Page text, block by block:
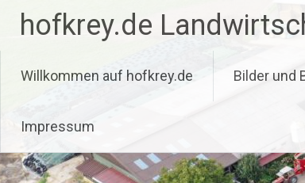
Zum
Inhalt
springen
hofkrey.de
Willkommen auf hofkrey.de Bilder und
Impressum